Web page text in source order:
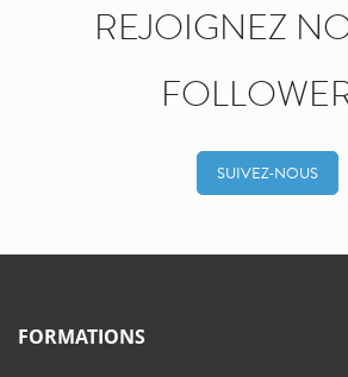
REJOIGNEZ
SUIVEZ-NOUS
FORMATIONS